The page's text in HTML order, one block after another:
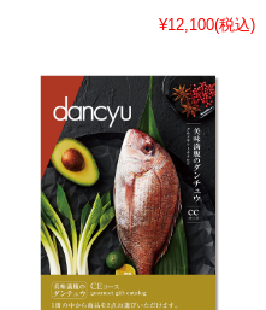
¥12,100(税込)